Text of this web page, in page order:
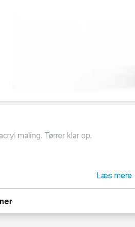
maling. Tørrer klar op.
overflader f.eks. lærred, træ,
rengøres i vand.
Læs mere